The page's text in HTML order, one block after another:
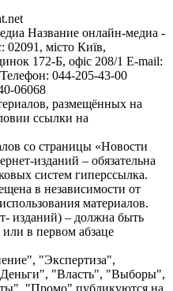
Название онлайн-медиа -
02091, місто Київ,
172-Б, офіс 208/1 E-mail:
Телефон: 044-205-43-00
06068
размещённых на
ссылки на
со страницы «Новости
изданий – обязательна
систем гиперссылка.
в независимости от
материалов.
изданий) – должна быть
в первом абзаце
"Экспертиза",
"Власть", "Выборы",